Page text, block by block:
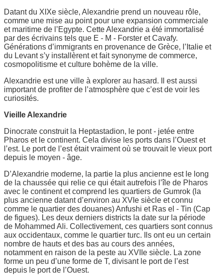
Datant du XIXe siècle, Alexandrie prend un nouveau rôle,
comme une mise au point pour une expansion commerciale
et maritime de l’Egypte. Cette Alexandrie a été immortalisé
par des écrivains tels que E - M - Forster et Cavafy.
Générations d’immigrants en provenance de Grèce, l’Italie et
du Levant s’y installèrent et fait synonyme de commerce,
cosmopolitisme et culture bohème de la ville.
Alexandrie est une ville à explorer au hasard. Il est aussi
important de profiter de l’atmosphère que c’est de voir les
curiosités.
Vieille Alexandrie
Dinocrate construit la Heptastadion, le pont - jetée entre
Pharos et le continent. Cela divise les ports dans l’Ouest et
l’est. Le port de l’est était vraiment où se trouvait le vieux port
depuis le moyen - âge.
D’Alexandrie moderne, la partie la plus ancienne est le long
de la chaussée qui relie ce qui était autrefois l’île de Pharos
avec le continent et comprend les quartiers de Gumrok (la
plus ancienne datant d’environ au XVIe siècle et connu
comme le quartier des douanes) Anfushi et Ras el - Tin (Cap
de figues). Les deux derniers districts la date sur la période
de Mohammed Ali. Collectivement, ces quartiers sont connus
aux occidentaux, comme le quartier turc. Ils ont eu un certain
nombre de hauts et des bas au cours des années,
notamment en raison de la peste au XVIIe siècle. La zone
forme un peu d’une forme de T, divisant le port de l’est
depuis le port de l’Ouest.